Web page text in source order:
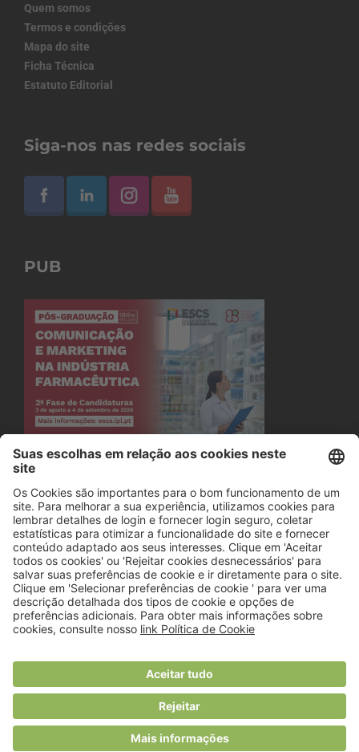
Quem somos
Termos e condições
Mapa do site
Ficha Técnica
Estatuto Editorial
Siga-nos nas redes sociais
PUB
© 2018 Viver Saudável
O portal dos profissionais de nutrição